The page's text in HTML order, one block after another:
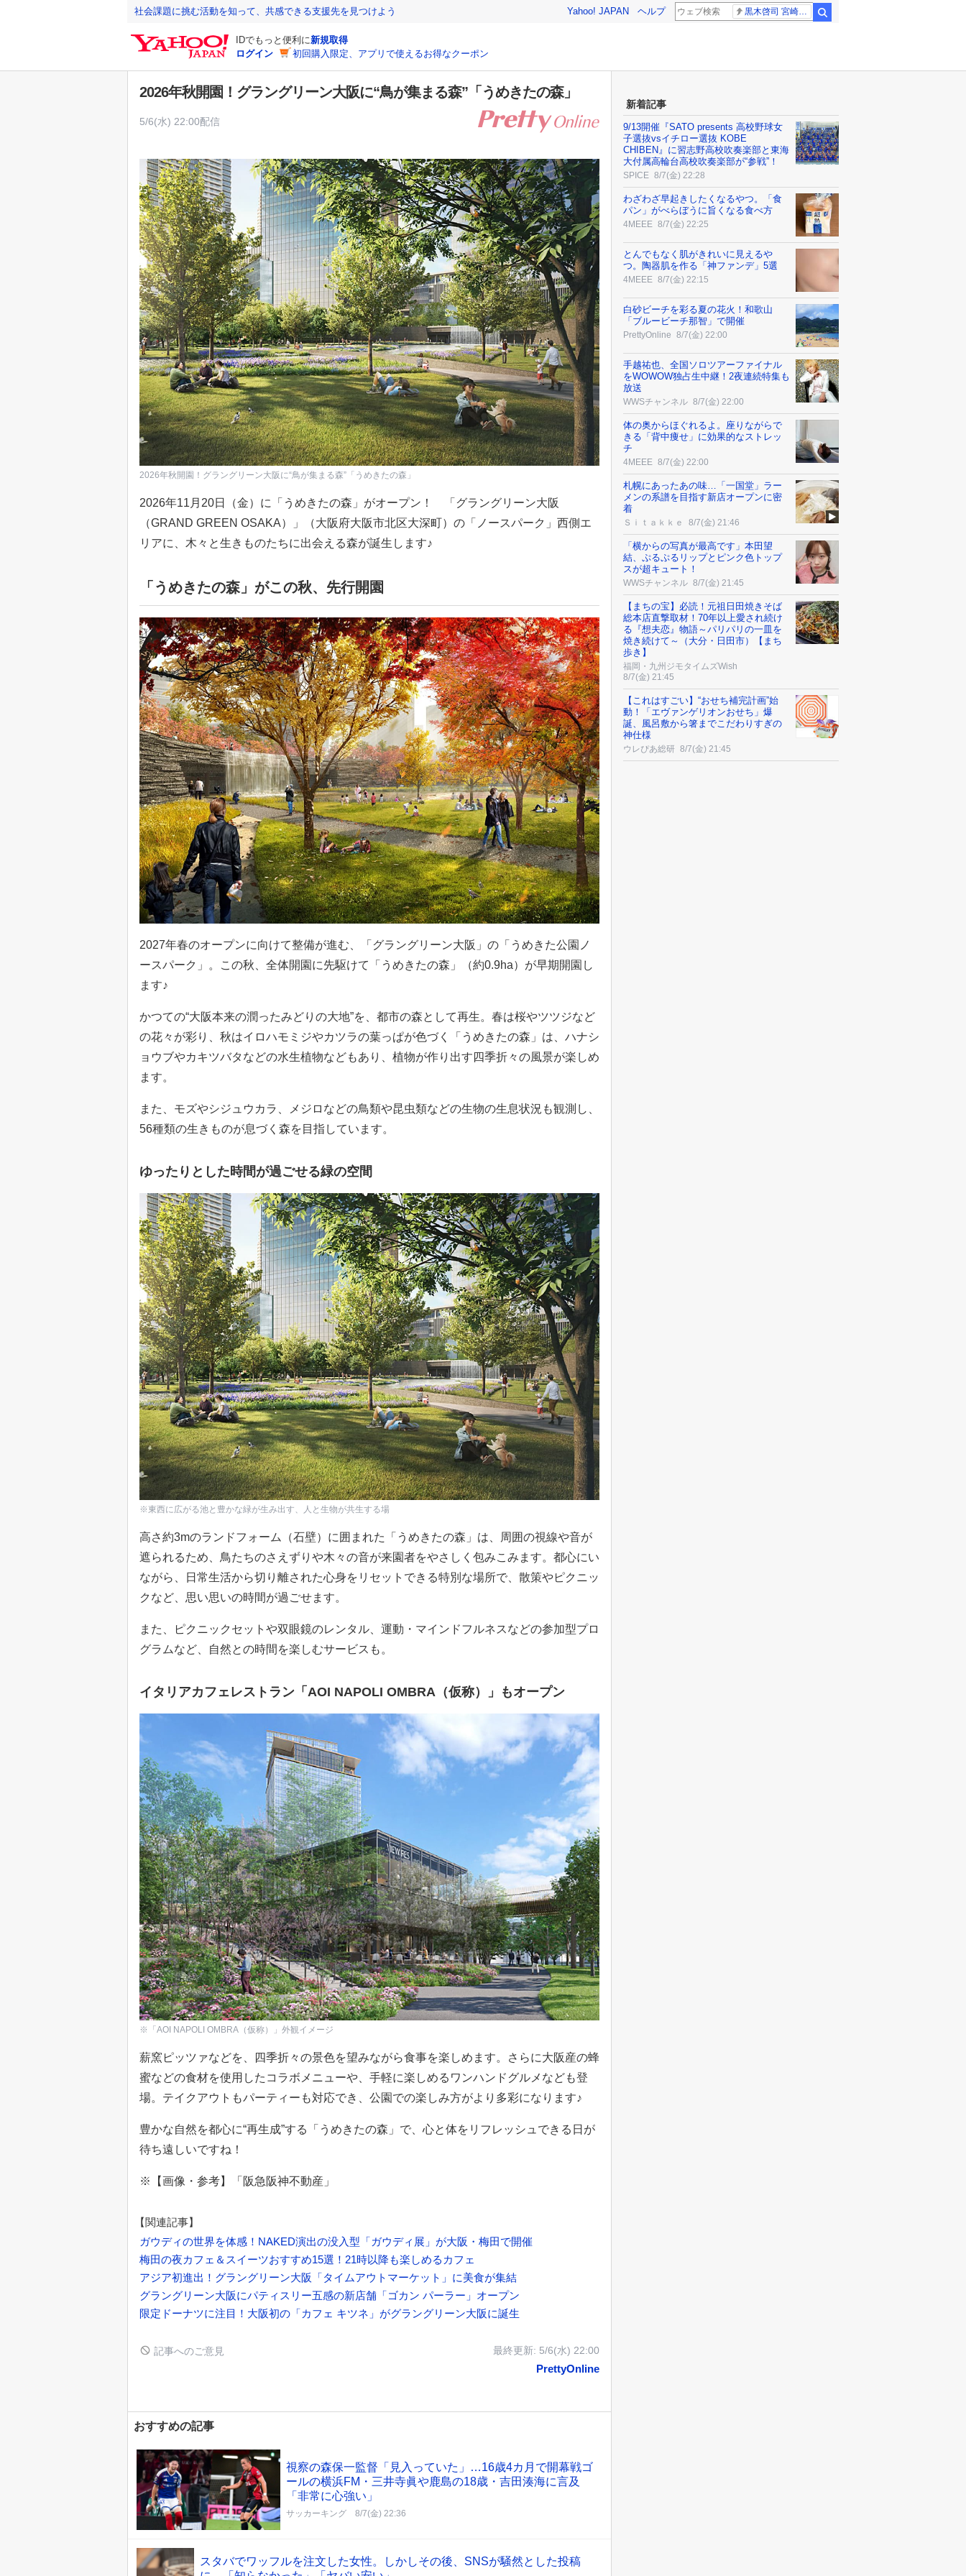
社会課題に挑む活動を知って、共感できる支援先を見つけよう Yahoo! JAPAN ヘルプ 黒木啓司 宮崎麗果
IDでもっと便利に新規取得
ログイン
初回購入限定、アプリで使えるお得なクーポン
2026年秋開園！グラングリーン大阪に“鳥が集まる森”「うめきたの森」
5/6(水) 22:00配信
2026年秋開園！グラングリーン大阪に“鳥が集まる森”「うめきたの森」
2026年11月20日（金）に「うめきたの森」がオープン！ 「グラングリーン大阪
（GRAND GREEN OSAKA）」（大阪府大阪市北区大深町）の「ノースパーク」西側エ
リアに、木々と生きものたちに出会える森が誕生します♪
「うめきたの森」がこの秋、先行開園
2027年春のオープンに向けて整備が進む、「グラングリーン大阪」の「うめきた公園ノ
ースパーク」。この秋、全体開園に先駆けて「うめきたの森」（約0.9ha）が早期開園し
ます♪
かつての“大阪本来の潤ったみどりの大地”を、都市の森として再生。春は桜やツツジなど
の花々が彩り、秋はイロハモミジやカツラの葉っぱが色づく「うめきたの森」は、ハナシ
ョウブやカキツバタなどの水生植物などもあり、植物が作り出す四季折々の風景が楽しめ
ます。
また、モズやシジュウカラ、メジロなどの鳥類や昆虫類などの生物の生息状況も観測し、
56種類の生きものが息づく森を目指しています。
ゆったりとした時間が過ごせる緑の空間
※東西に広がる池と豊かな緑が生み出す、人と生物が共生する場
高さ約3mのランドフォーム（石壁）に囲まれた「うめきたの森」は、周囲の視線や音が
遮られるため、鳥たちのさえずりや木々の音が来園者をやさしく包みこみます。都心にい
ながら、日常生活から切り離された心身をリセットできる特別な場所で、散策やピクニッ
クなど、思い思いの時間が過ごせます。
また、ピクニックセットや双眼鏡のレンタル、運動・マインドフルネスなどの参加型プロ
グラムなど、自然との時間を楽しむサービスも。
イタリアカフェレストラン「AOI NAPOLI OMBRA（仮称）」もオープン
※「AOI NAPOLI OMBRA（仮称）」外観イメージ
薪窯ピッツァなどを、四季折々の景色を望みながら食事を楽しめます。さらに大阪産の蜂
蜜などの食材を使用したコラボメニューや、手軽に楽しめるワンハンドグルメなども登
場。テイクアウトもパーティーも対応でき、公園での楽しみ方がより多彩になります♪
豊かな自然を都心に“再生成”する「うめきたの森」で、心と体をリフレッシュできる日が
待ち遠しいですね！
※【画像・参考】「阪急阪神不動産」
【関連記事】
ガウディの世界を体感！NAKED演出の没入型「ガウディ展」が大阪・梅田で開催
梅田の夜カフェ＆スイーツおすすめ15選！21時以降も楽しめるカフェ
アジア初進出！グラングリーン大阪「タイムアウトマーケット」に美食が集結
グラングリーン大阪にパティスリー五感の新店舗「ゴカン パーラー」オープン
限定ドーナツに注目！大阪初の「カフェ キツネ」がグラングリーン大阪に誕生
記事へのご意見 最終更新: 5/6(水) 22:00
PrettyOnline
おすすめの記事
視察の森保一監督「見入っていた」…16歳4カ月で開幕戦ゴ
ールの横浜FM・三井寺眞や鹿島の18歳・吉田湊海に言及
「非常に心強い」
サッカーキング 8/7(金) 22:36
スタバでワッフルを注文した女性。しかしその後、SNSが騒然とした投稿
新着記事
9/13開催『SATO presents 高校野球女
子選抜vsイチロー選抜 KOBE
CHIBEN』に習志野高校吹奏楽部と東海
大付属高輪台高校吹奏楽部が“参戦”！
SPICE 8/7(金) 22:28
わざわざ早起きしたくなるやつ。「食
パン」がべらぼうに旨くなる食べ方
4MEEE 8/7(金) 22:25
とんでもなく肌がきれいに見えるや
つ。陶器肌を作る「神ファンデ」5選
4MEEE 8/7(金) 22:15
白砂ビーチを彩る夏の花火！和歌山
「ブルービーチ那智」で開催
PrettyOnline 8/7(金) 22:00
手越祐也、全国ソロツアーファイナル
をWOWOW独占生中継！2夜連続特集も
放送
WWSチャンネル 8/7(金) 22:00
体の奥からほぐれるよ。座りながらで
きる「背中痩せ」に効果的なストレッ
チ
4MEEE 8/7(金) 22:00
札幌にあったあの味…「一国堂」ラー
メンの系譜を目指す新店オープンに密
着
Ｓｉｔａｋｋｅ 8/7(金) 21:46
「横からの写真が最高です」本田望
結、ぷるぷるリップとピンク色トップ
スが超キュート！
WWSチャンネル 8/7(金) 21:45
【まちの宝】必読！元祖日田焼きそば
総本店直撃取材！70年以上愛され続け
る『想夫恋』物語～パリパリの一皿を
焼き続けて～（大分・日田市）【まち
歩き】
福岡・九州ジモタイムズWish
8/7(金) 21:45
【これはすごい】“おせち補完計画”始
動！「エヴァンゲリオンおせち」爆
誕、風呂敷から箸までこだわりすぎの
神仕様
ウレぴあ総研 8/7(金) 21:45